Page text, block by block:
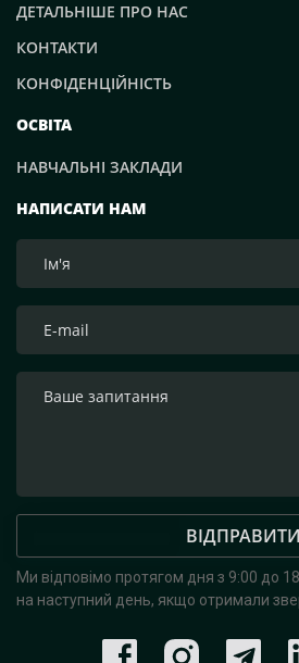
НАПИСАТИ НАМ
ВІДПРАВИТИ
Ми відповімо протягом дня з 9:00 до
на наступний день, якщо отримали
ДЕТАЛЬНІШЕ ПРО НАС
КОНТАКТИ
КОНФІДЕНЦІЙНІСТЬ
ОСВІТА
НАВЧАЛЬНІ ЗАКЛАДИ